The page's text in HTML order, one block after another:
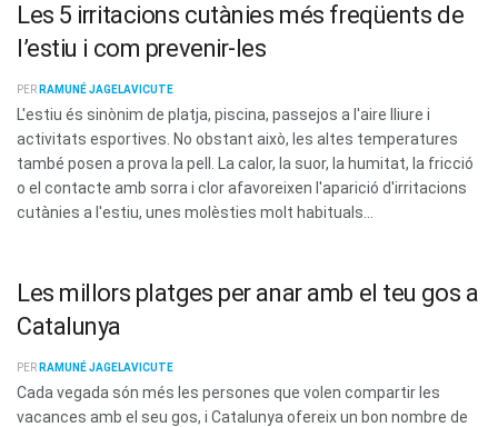
Les 5 irritacions cutànies més freqüents de
l’estiu i com prevenir-les
PER RAMUNÉ JAGELAVICUTE
L'estiu és sinònim de platja, piscina, passejos a l'aire lliure i
activitats esportives. No obstant això, les altes temperatures
també posen a prova la pell. La calor, la suor, la humitat, la fricció
o el contacte amb sorra i clor afavoreixen l'aparició d'irritacions
cutànies a l'estiu, unes molèsties molt habituals...
Les millors platges per anar amb el teu gos a
Catalunya
PER RAMUNÉ JAGELAVICUTE
Cada vegada són més les persones que volen compartir les
vacances amb el seu gos, i Catalunya ofereix un bon nombre de